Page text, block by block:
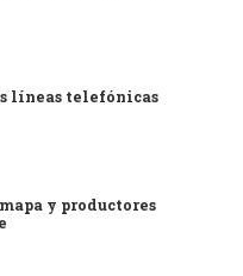
líneas telefónicas
y productores